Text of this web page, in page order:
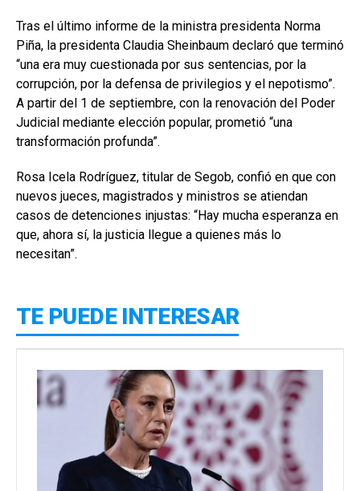
Tras el último informe de la ministra presidenta Norma
Piña, la presidenta Claudia Sheinbaum declaró que terminó
“una era muy cuestionada por sus sentencias, por la
corrupción, por la defensa de privilegios y el nepotismo”.
A partir del 1 de septiembre, con la renovación del Poder
Judicial mediante elección popular, prometió “una
transformación profunda”.
Rosa Icela Rodríguez, titular de Segob, confió en que con
nuevos jueces, magistrados y ministros se atiendan
casos de detenciones injustas: “Hay mucha esperanza en
que, ahora sí, la justicia llegue a quienes más lo
necesitan”.
TE PUEDE INTERESAR